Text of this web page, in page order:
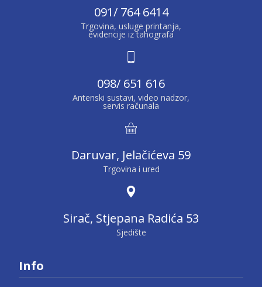
091/ 764 6414
Trgovina, usluge printanja,
evidencije iz tahografa
098/ 651 616
Antenski sustavi, video nadzor,
servis računala
Daruvar, Jelačićeva 59
Trgovina i ured
Sirač, Stjepana Radića 53
Sjedište
Info